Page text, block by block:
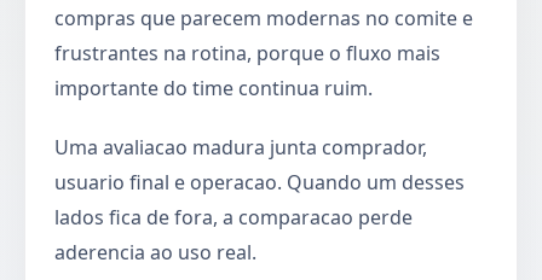
compras que parecem modernas no comite e
frustrantes na rotina, porque o fluxo mais
importante do time continua ruim.
Uma avaliacao madura junta comprador,
usuario final e operacao. Quando um desses
lados fica de fora, a comparacao perde
aderencia ao uso real.